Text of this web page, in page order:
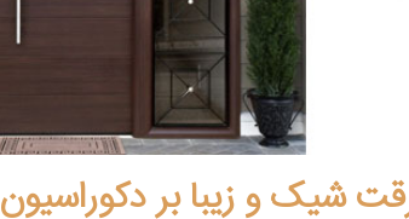
شیک و زیبا بر دکوراسیون